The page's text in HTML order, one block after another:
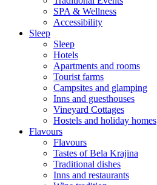
SPA & Wellness
Accessibility
Sleep
Sleep
Hotels
Apartments and rooms
Tourist farms
Campsites and glamping
Inns and guesthouses
Vineyard Cottages
Hostels and holiday homes
Flavours
Flavours
Tastes of Bela Krajina
Traditional dishes
Inns and restaurants